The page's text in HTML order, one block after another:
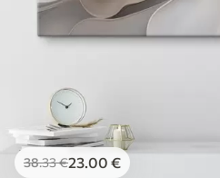
38.33€23.00 €